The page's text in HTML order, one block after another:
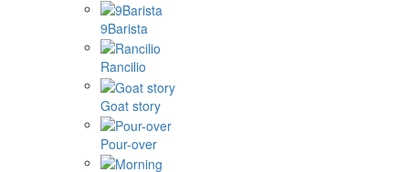
9Barista
Rancilio
Goat story
Pour-over